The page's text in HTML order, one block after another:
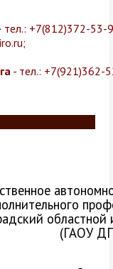
тел.: +7(812)372-
;
- тел.: +7(921)362-
областной
(ГАОУ